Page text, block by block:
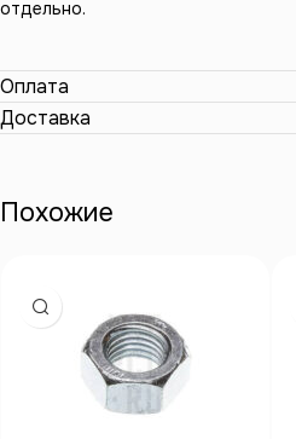
отдельно.
Оплата
Доставка
Похожие